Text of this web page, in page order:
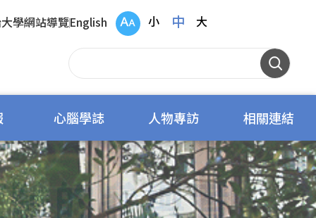
學網站導覽English 小 中 大
心腦學誌 人物專訪 相關連結